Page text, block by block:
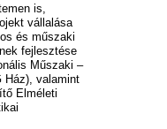
is,
vállalása
és műszaki
fejlesztése
Műszaki –
Ház), valamint
Elméleti